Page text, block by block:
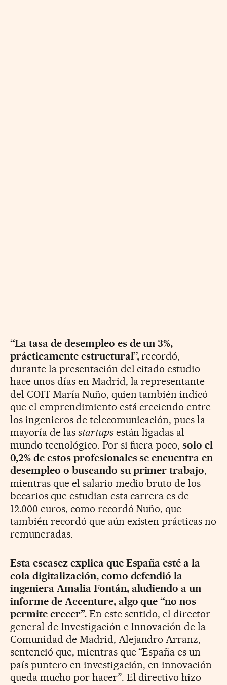
“La tasa de desempleo es de un 3%,
prácticamente estructural”,recordó,
durante la presentación del citado estudio
hace unos días en Madrid, la representante
del COIT María Nuño, quien también indicó
que el emprendimiento está creciendo entre
los ingenieros de telecomunicación, pues la
mayoría de las startupsestán ligadas al
mundo tecnológico. Por si fuera poco,solo el
0,2% de estos profesionales se encuentra en
desempleo o buscando su primer trabajo,
mientras que el salario medio bruto de los
becarios que estudian esta carrera es de
12.000 euros, como recordó Nuño, que
también recordó que aún existen prácticas no
remuneradas.
Esta escasez explica que España esté a la
cola digitalización, como defendió la
ingeniera Amalia Fontán, aludiendo a un
informe de Accenture, algo que “no nos
permite crecer”.En este sentido, el director
general de Investigación e Innovación de la
Comunidad de Madrid, Alejandro Arranz,
sentenció que, mientras que “España es un
país puntero en investigación, en innovación
queda mucho por hacer”. El directivo hizo